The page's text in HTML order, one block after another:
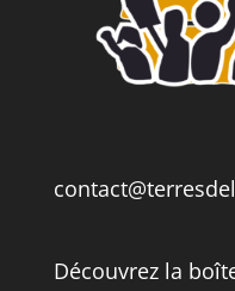
Découvrez la